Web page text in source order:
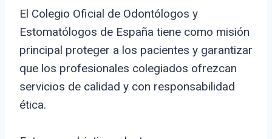
El Colegio Oficial de Odontólogos y
Estomatólogos de España tiene como misión
principal proteger a los pacientes y garantizar
que los profesionales colegiados ofrezcan
servicios de calidad y con responsabilidad
ética.